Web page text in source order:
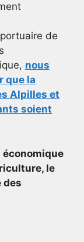
de
nous
que la
Alpilles et
soient
le
des